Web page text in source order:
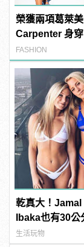
榮獲兩項葛萊
Carpenter 身
場表演
FASHION
乾真大！Jamal
Ibaka也有30公
生活玩物